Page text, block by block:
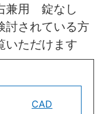
兼用 錠なし
討されている方
いただけます
CAD